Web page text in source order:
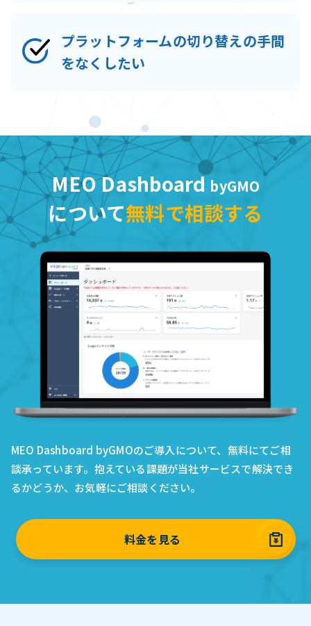
プラットフォームの切り替えの手間
をなくしたい
MEO DashboardbyGMO
について無料で相談する
MEO Dashboard byGMOのご導入について、無料にてご相
談承っています。抱えている課題が当社サービスで解決でき
るかどうか、お気軽にご相談ください。
料金を見る